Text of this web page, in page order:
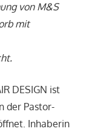
von M&S
mit
DESIGN ist
der Pastor-
Inhaberin